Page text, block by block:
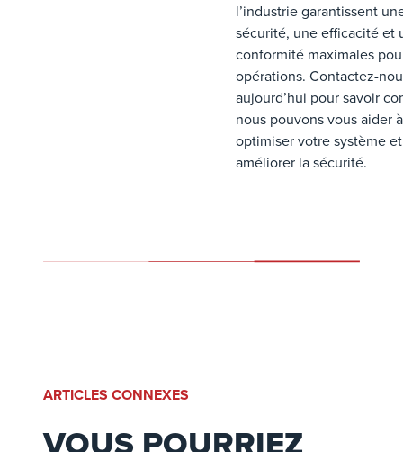
l’industrie garantissent
sécurité, une efficacité et
conformité maximales
opérations. Contactez-
aujourd’hui pour savoir
nous pouvons vous aider à
optimiser votre système
améliorer la sécurité.
ARTICLES CONNEXES